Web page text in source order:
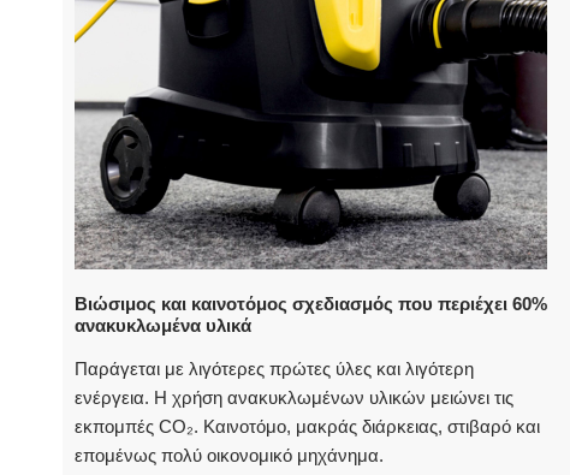
Βιώσιμος και καινοτόμος σχεδιασμός που περιέχει 60%
ανακυκλωμένα υλικά
Παράγεται με λιγότερες πρώτες ύλες και λιγότερη
ενέργεια. Η χρήση ανακυκλωμένων υλικών μειώνει τις
εκπομπές CO₂. Καινοτόμο, μακράς διάρκειας, στιβαρό και
επομένως πολύ οικονομικό μηχάνημα.